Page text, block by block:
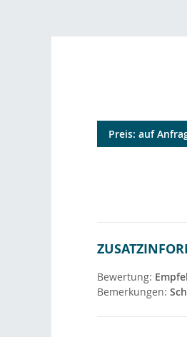
Preis: auf
Bewertung:
Bemerkungen: